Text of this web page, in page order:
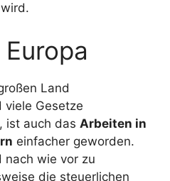
Land
viele Gesetze
ist auch das Arbeiten in
einfacher geworden.
nach wie vor zu
die steuerlichen